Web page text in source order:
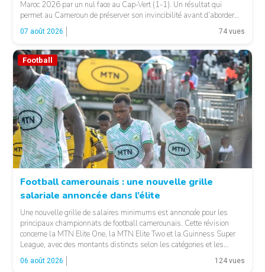
Maroc 2026 par un nul face au Cap-Vert (1-1). Un résultat qui
permet au Cameroun de préserver son invincibilité avant d’aborder
les choses sérieuses. Les Camerounaises ont rapidement pris le
contrôle des opérations […]
07 août 2026 74 vues
Football
Football camerounais : une nouvelle grille
salariale annoncée dans l’élite
Une nouvelle grille de salaires minimums est annoncée pour les
principaux championnats de football camerounais. Cette révision
concerne la MTN Elite One, la MTN Elite Two et la Guinness Super
League, avec des montants distincts selon les catégories et les
fonctions. LA SUITE APRÈS LA PUBLICITÉ Selon les informations
relayées par Allez Les Lions, […]
06 août 2026 124 vues